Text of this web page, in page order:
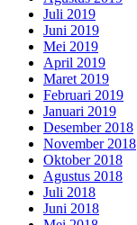
Juli 2019
Juni 2019
Mei 2019
April 2019
Maret 2019
Februari 2019
Januari 2019
Desember 2018
November 2018
Oktober 2018
Agustus 2018
Juli 2018
Juni 2018